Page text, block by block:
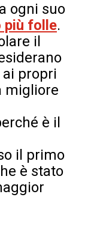
ogni suo
più folle.
il
propri
migliore
è il
il primo
è stato